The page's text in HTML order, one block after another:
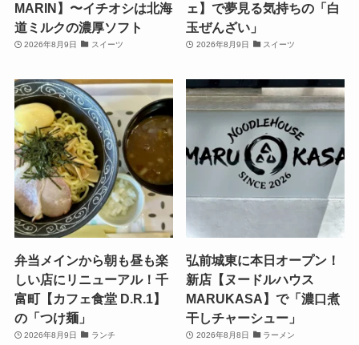
MARIN】〜イチオシは北海
道ミルクの濃厚ソフト
2026年8月9日 スイーツ
ェ】で夢見る気持ちの「白
玉ぜんざい」
2026年8月9日 スイーツ
弁当メインから朝も昼も楽
しい店にリニューアル！千
富町【カフェ食堂 D.R.1】
の「つけ麺」
2026年8月9日 ランチ
弘前城東に本日オープン！
新店【ヌードルハウス
MARUKASA】で「濃口煮
干しチャーシュー」
2026年8月8日 ラーメン